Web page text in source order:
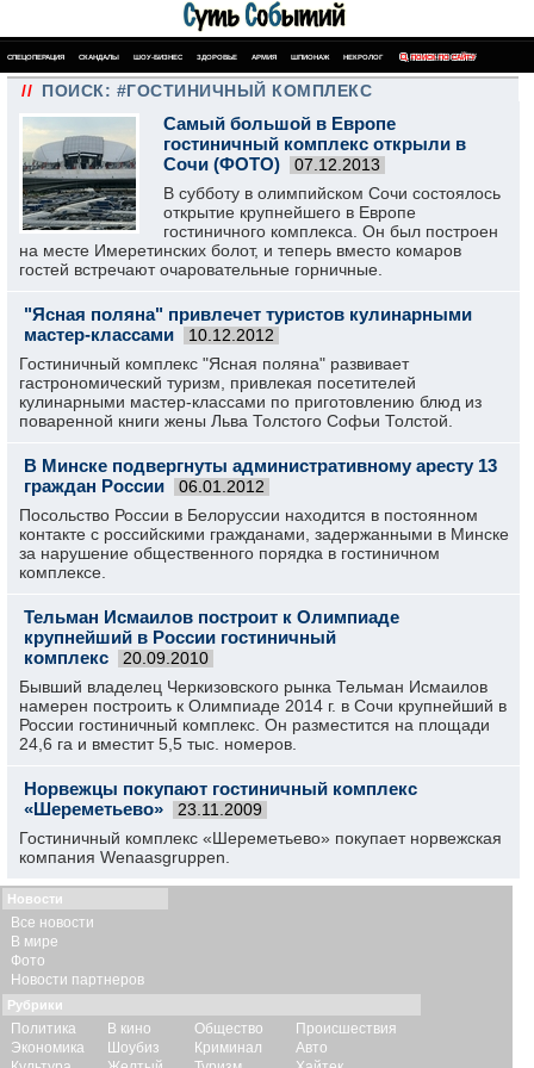
СПЕЦОПЕРАЦИЯ СКАНДАЛЫ ШОУ-БИЗНЕС ЗДОРОВЬЕ АРМИЯ ШПИОНАЖ НЕКРОЛОГ ПОИСК ПО САЙТУ
// ПОИСК: #ГОСТИНИЧНЫЙ КОМПЛЕКС
Самый большой в Европе
гостиничный комплекс открыли в
Сочи (ФОТО)
07.12.2013
В субботу в олимпийском Сочи состоялось
открытие крупнейшего в Европе
гостиничного комплекса. Он был построен
на месте Имеретинских болот, и теперь вместо комаров
гостей встречают очаровательные горничные.
"Ясная поляна" привлечет туристов кулинарными
мастер-классами
10.12.2012
Гостиничный комплекс "Ясная поляна" развивает
гастрономический туризм, привлекая посетителей
кулинарными мастер-классами по приготовлению блюд из
поваренной книги жены Льва Толстого Софьи Толстой.
В Минске подвергнуты административному аресту 13
граждан России
06.01.2012
Посольство России в Белоруссии находится в постоянном
контакте с российскими гражданами, задержанными в Минске
за нарушение общественного порядка в гостиничном
комплексе.
Тельман Исмаилов построит к Олимпиаде
крупнейший в России гостиничный
комплекс
20.09.2010
Бывший владелец Черкизовского рынка Тельман Исмаилов
намерен построить к Олимпиаде 2014 г. в Сочи крупнейший в
России гостиничный комплекс. Он разместится на площади
24,6 га и вместит 5,5 тыс. номеров.
Норвежцы покупают гостиничный комплекс
«Шереметьево»
23.11.2009
Гостиничный комплекс «Шереметьево» покупает норвежская
компания Wenaasgruppen.
Новости
Все новости
В мире
Фото
Новости партнеров
Рубрики
Политика
Экономика
В кино
Шоубиз
Общество
Криминал
Происшествия
Авто